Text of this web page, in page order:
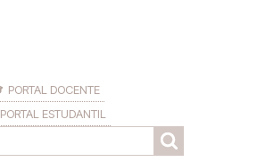
PORTAL DOCENTE
PORTAL ESTUDANTIL